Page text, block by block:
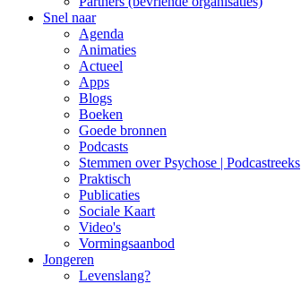
Snel naar
Agenda
Animaties
Actueel
Apps
Blogs
Boeken
Goede bronnen
Podcasts
Stemmen over Psychose | Podcastreeks
Praktisch
Publicaties
Sociale Kaart
Video's
Vormingsaanbod
Jongeren
Levenslang?